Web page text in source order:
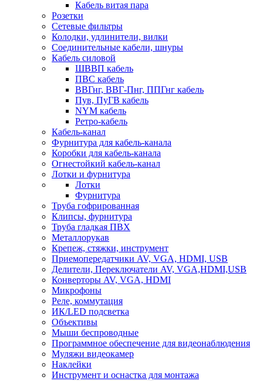
Кабель витая пара
Розетки
Сетевые фильтры
Колодки, удлинители, вилки
Соединительные кабели, шнуры
Кабель силовой
ШВВП кабель
ПВС кабель
ВВГнг, ВВГ-Пнг, ППГнг кабель
Пув, ПуГВ кабель
NYM кабель
Ретро-кабель
Кабель-канал
Фурнитура для кабель-канала
Коробки для кабель-канала
Огнестойкий кабель-канал
Лотки и фурнитура
Лотки
Фурнитура
Труба гофрированная
Клипсы, фурнитура
Труба гладкая ПВХ
Металлорукав
Крепеж, стяжки, инструмент
Приемопередатчики AV, VGA, HDMI, USB
Делители, Переключатели AV, VGA,HDMI,USB
Конверторы AV, VGA, HDMI
Микрофоны
Реле, коммутация
ИК/LED подсветка
Объективы
Мыши беспроводные
Программное обеспечение для видеонаблюдения
Муляжи видеокамер
Наклейки
Инструмент и оснастка для монтажа